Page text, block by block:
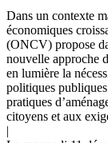
Dans un contexte
économiques
(ONCV) propose
nouvelle approche
en lumière la
politiques
pratiques
citoyens et aux
|